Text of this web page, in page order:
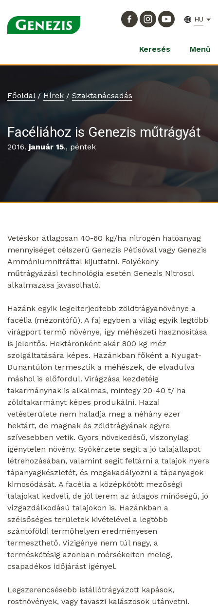
HU
Keresés Menü
Főoldal/ Hírek / Szaktanácsadás
Facéliához is Genezis műtrágyát
2016. január 15., péntek
Vetéskor átlagosan 40-60 kg/ha nitrogén hatóanyag
mennyiséget célszerű Genezis Pétisóval vagy Genezis
Ammóniumnitráttal kijuttatni. Folyékony
műtrágyázási technológia esetén Genezis Nitrosol
alkalmazása javasolható.
Hazánk egyik legelterjedtebb zöldtrágyanövénye a
facélia (mézontófű). A faj egyben a világ egyik legtöbb
virágport termő növénye, így méhészeti hasznosítása
is jelentős. Hektáronként akár 800 kg méz
szolgáltatására képes. Hazánkban főként a Nyugat-
Dunántúlon termesztik a méhészek, de elvadulva
máshol is előfordul. Virágzása kezdetéig
takarmánynak is alkalmas, mintegy 20-40 t/ ha
zöldtakarmányt képes produkálni. Hazai
vetésterülete nem haladja meg a néhány ezer
hektárt, de magnak és zöldtrágyának egyre
szívesebben vetik. Gyors növekedésű, viszonylag
igénytelen növény. Gyökérzete segít a jó talajállapot
létrehozásában, valamint segít feltárni a talajok nyers
tápanyagkészletét, és megakadályozni a tápanyagok
kimosódását. A facélia a középkötött mezőségi
talajokat kedveli, de jól terem az átlagos minőségű, jó
vízgazdálkodású talajokon is. Hazánkban a
szélsőséges területek kivételével a legtöbb
szántóföldi termőhelyen eredményesen
termeszthető. Vízigénye nem túl nagy, a
terméskötésig azonban mérsékelten meleg,
csapadékos időjárást igényel.
Legszerencsésebb istállótrágyázott kapások,
rostnövények, vagy tavaszi kalászosok utánvetni.